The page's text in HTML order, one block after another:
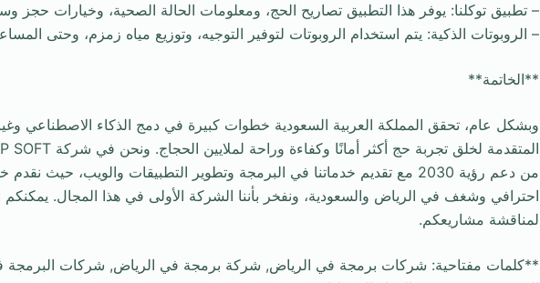
– تطبيق توكلنا: يوفر هذا التطبيق تصاريح الحج، ومعلومات الحالة الصحية، وخيارات حجز
– الروبوتات الذكية: يتم استخدام الروبوتات لتوفير التوجيه، وتوزيع مياه زمزم، وحتى
**الخاتمة**
وبشكل عام، تحقق المملكة العربية السعودية خطوات كبيرة في دمج الذكاء الاصطناعي
من دعم رؤية 2030 مع تقديم خدماتنا في البرمجة وتطوير التطبيقات والويب، حيث
احترافي وشغف في الرياض والسعودية، ونفخر بأننا الشركة الأولى في هذا المجال.
لمناقشة مشاريعكم.
**كلمات مفتاحية: شركات برمجة في الرياض, شركة برمجة في الرياض, شركات البرمجة